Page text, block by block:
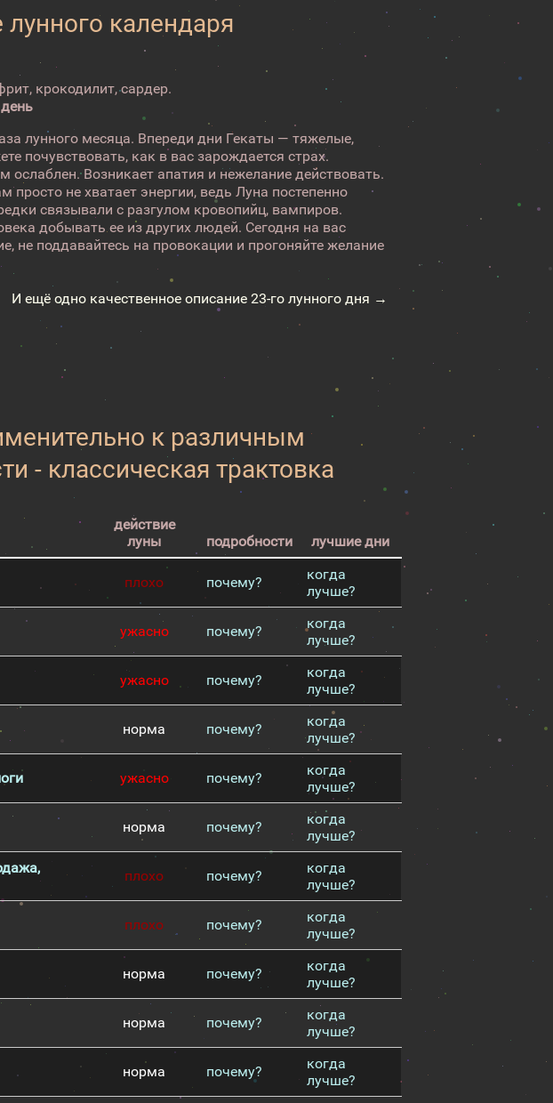
календаря
крокодилит, сардер.
лунного месяца. Впереди дни Гекаты — тяжелые,
почувствовать, как в вас зарождается страх.
Возникает апатия и нежелание действовать.
просто не хватает энергии, ведь Луна постепенно
связывали с разгулом кровопийц, вампиров.
добывать ее из других людей. Сегодня на вас
не поддавайтесь на провокации и прогоняйте желание
И ещё одно качественное описание 23-го лунного дня →
к различным
- классическая трактовка
действие
луны
подробности лучшие дни
плохо почему?
когда
лучше?
ужасно почему?
когда
лучше?
ужасно почему?
когда
лучше?
норма почему?
когда
лучше?
ужасно почему?
когда
лучше?
норма почему?
когда
лучше?
плохо почему?
когда
лучше?
плохо почему?
когда
лучше?
норма почему?
когда
лучше?
норма почему?
когда
лучше?
норма почему?
когда
лучше?